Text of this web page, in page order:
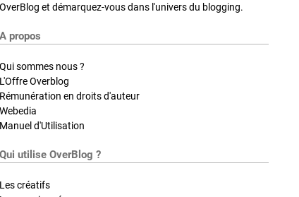
OverBlog et démarquez-vous dans l'univers du blogging.
A propos
Qui sommes nous ?
L'Offre Overblog
Rémunération en droits d'auteur
Webedia
Manuel d'Utilisation
Qui utilise OverBlog ?
Les créatifs